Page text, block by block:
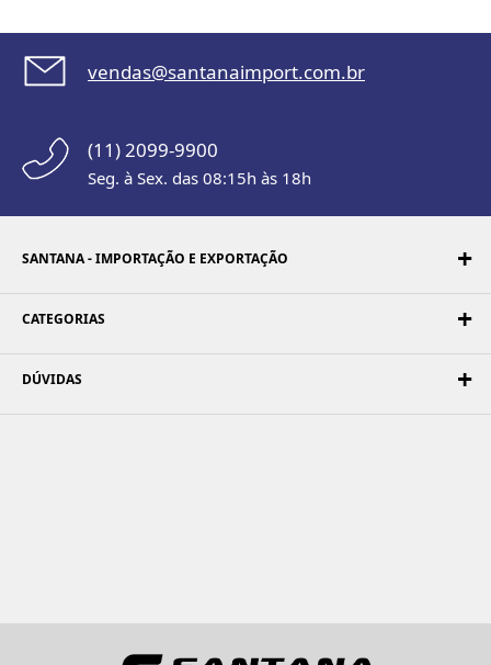
vendas@santanaimport.com.br
(11) 2099-9900
Seg. à Sex. das 08:15h às 18h
SANTANA - IMPORTAÇÃO E EXPORTAÇÃO
CATEGORIAS
DÚVIDAS